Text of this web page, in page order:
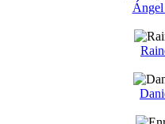
Ángel